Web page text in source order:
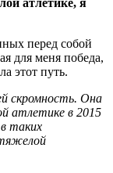
перед собой
для меня победа,
этот путь.
скромность. Она
атлетике в 2015
таких